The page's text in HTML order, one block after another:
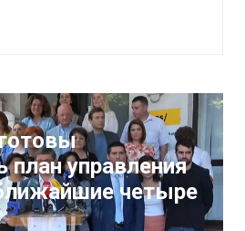
план управления
четыре